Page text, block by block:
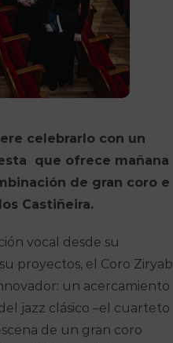
celebrarlo con un
que ofrece mañana
de gran coro e
Castiñeira.
vocal desde su
proyectos, el Coro Ziryab
un acercamiento
jazz clásico –el cuarteto
de un gran coro